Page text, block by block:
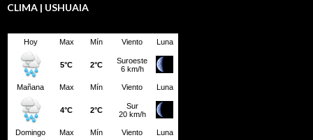
CLIMA | USHUAIA